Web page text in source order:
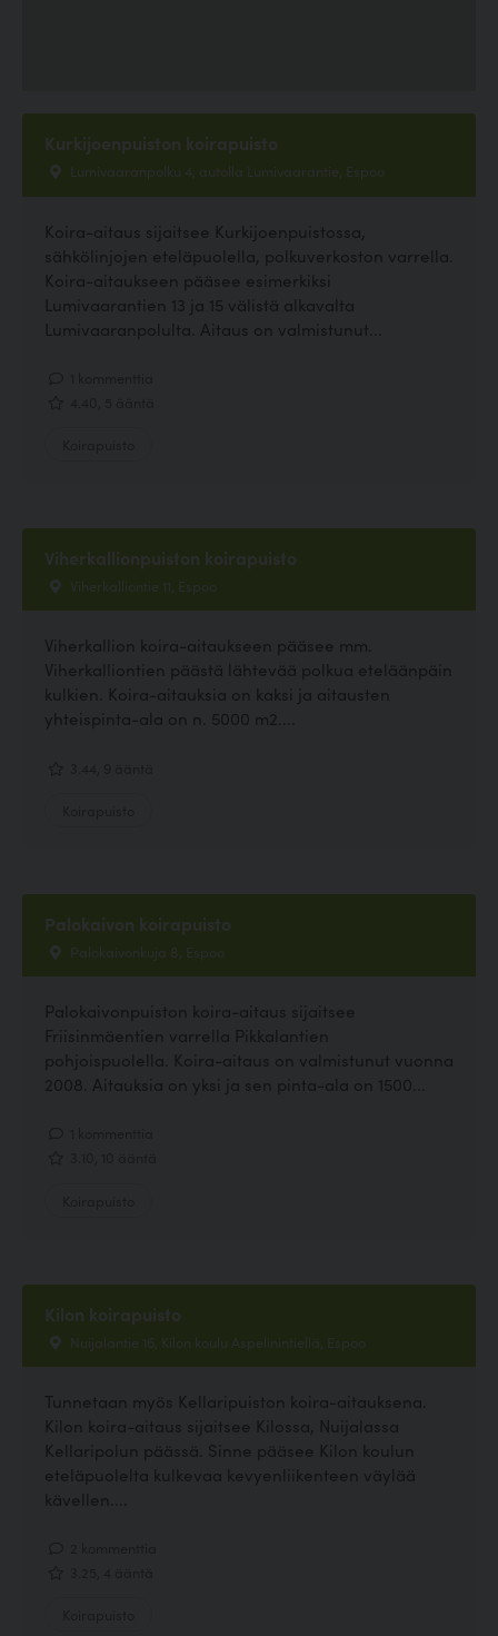
Kurkijoenpuiston koirapuisto
Lumivaaranpolku 4, autolla Lumivaarantie, Espoo
Koira-aitaus sijaitsee Kurkijoenpuistossa,
sähkölinjojen eteläpuolella, polkuverkoston varrella.
Koira-aitaukseen pääsee esimerkiksi
Lumivaarantien 13 ja 15 välistä alkavalta
Lumivaaranpolulta. Aitaus on valmistunut...
Viherkallionpuiston koirapuisto
Viherkalliontie 11, Espoo
Viherkallion koira-aitaukseen pääsee mm.
Viherkalliontien päästä lähtevää polkua eteläänpäin
kulkien. Koira-aitauksia on kaksi ja aitausten
yhteispinta-ala on n. 5000 m2....
Palokaivon koirapuisto
Palokaivonkuja 8, Espoo
Palokaivonpuiston koira-aitaus sijaitsee
Friisinmäentien varrella Pikkalantien
pohjoispuolella. Koira-aitaus on valmistunut vuonna
2008. Aitauksia on yksi ja sen pinta-ala on 1500...
Kilon koirapuisto
Nuijalantie 16, Kilon koulu Aspelinintiellä, Espoo
Tunnetaan myös Kellaripuiston koira-aitauksena.
Kilon koira-aitaus sijaitsee Kilossa, Nuijalassa
Kellaripolun päässä. Sinne pääsee Kilon koulun
eteläpuolelta kulkevaa kevyenliikenteen väylää
kävellen....